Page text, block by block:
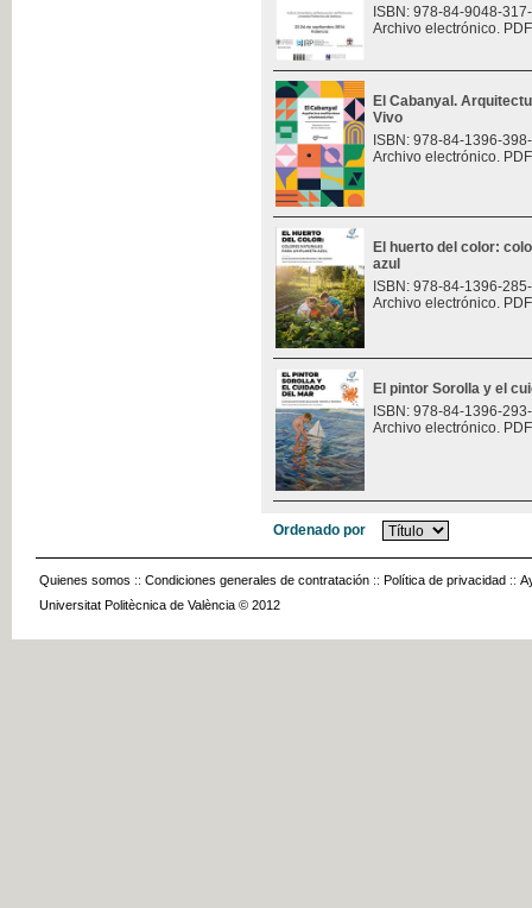
ISBN: 978-84-9048-
Archivo electrónico.
El Cabanyal.
Vivo
ISBN: 978-84-1396-
Archivo electrónico.
El huerto del color:
azul
ISBN: 978-84-1396-
Archivo electrónico.
El pintor Sorolla y el
ISBN: 978-84-1396-
Archivo electrónico.
Ordenado por
Quienes somos :: Condiciones generales de contratación :: Política de privacidad ::
Universitat Politècnica de València © 2012